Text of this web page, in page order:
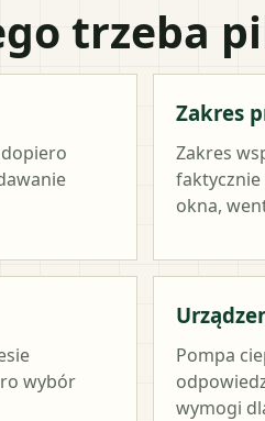
trzeba
Zakres
Zakres
okna,
wybór
Pompa
wymogi